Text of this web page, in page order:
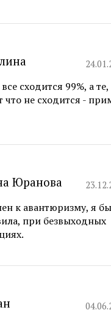
сходится 99%, а те,
что не сходится -
Юранова
к авантюризму, я бы
при безвыходных